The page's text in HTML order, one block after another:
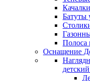
Батуты
Полоса
Оснащение